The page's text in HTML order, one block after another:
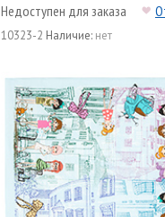
Недоступен для заказа
10323-2 Наличие: нет